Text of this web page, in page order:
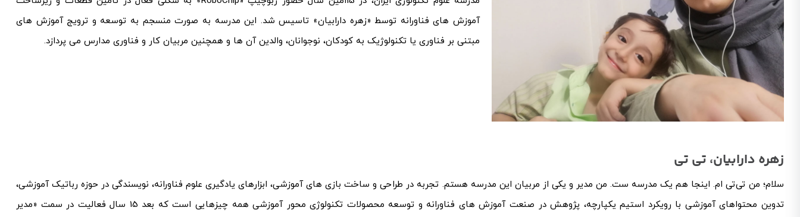
آموزش های فناورانه توسط «زهره دارابیان» تاسیس شد. این مدرسه به صورت منسجم به توسعه و ترویج آموزش های
مبتنی بر فناوری یا تکنولوژیک به کودکان، نوجوانان، والدین آن ها و همچنین مربیان کار و فناوری مدارس می پردازد.
زهره دارابیان، تی تی
سلام؛ من تی‌تی ام. اینجا هم یک مدرسه ست. من مدیر و یکی از مربیان این مدرسه هستم. تجربه در طراحی و ساخت بازی های آموزشی، ابزارهای یادگیری علوم فناورانه، نویسندگی در حوزه رباتیک آموزشی،
تدوین محتواهای آموزشی با رویکرد استیم یکپارچه، پژوهش در صنعت آموزش های فناورانه و توسعه محصولات تکنولوژی محور آموزشی همه چیزهایی است که بعد 15 سال فعالیت در سمت «مدیر